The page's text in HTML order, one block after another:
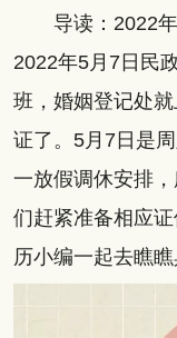
导读：2022年5
2022年5月7日民
班，婚姻登记处
证了。5月7日是
一放假调休安排
们赶紧准备相应
历小编一起去瞧瞧